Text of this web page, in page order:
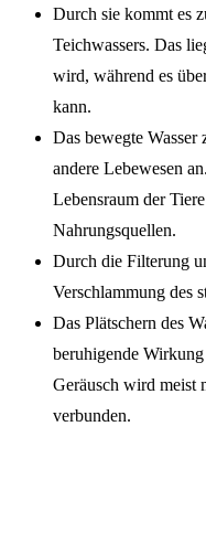
Durch sie kommt es
Teichwassers. Das
wird, während es
kann.
Das bewegte
andere Lebewesen
Lebensraum der
Nahrungsquellen.
Durch die Filterung
Verschlammung des
Das Plätschern des
beruhigende
Geräusch wird meist
verbunden.